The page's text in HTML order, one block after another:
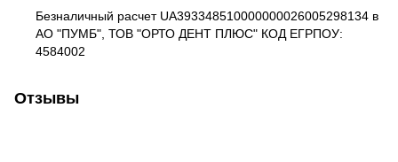
Безналичный расчет UA393348510000000026005298134 в
АО "ПУМБ", ТОВ "ОРТО ДЕНТ ПЛЮС" КОД ЕГРПОУ:
4584002
Отзывы